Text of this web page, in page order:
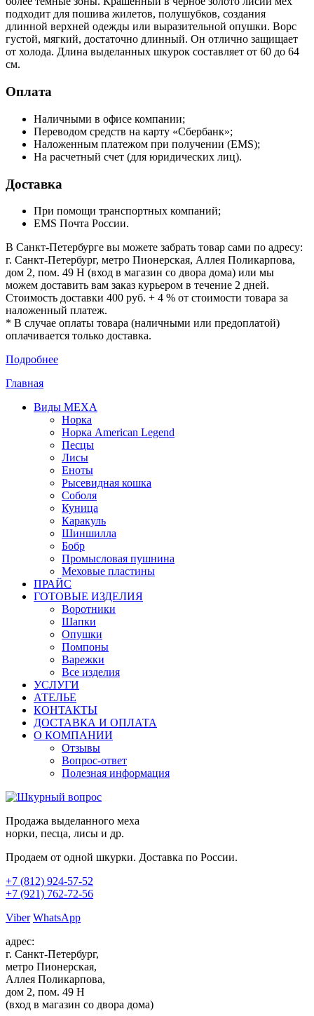
подходит для пошива жилетов, полушубков, создания
длинной верхней одежды или выразительной опушки. Ворс
густой, мягкий, достаточно длинный. Он отлично защищает
от холода. Длина выделанных шкурок составляет от 60 до 64
см.
Оплата
Наличными в офисе компании;
Переводом средств на карту «Сбербанк»;
Наложенным платежом при получении (EMS);
На расчетный счет (для юридических лиц).
Доставка
При помощи транспортных компаний;
EMS Почта России.
В Санкт-Петербурге вы можете забрать товар сами по адресу:
г. Санкт-Петербург, метро Пионерская, Аллея Поликарпова,
дом 2, пом. 49 Н (вход в магазин со двора дома) или мы
можем доставить вам заказ курьером в течение 2 дней.
Стоимость доставки 400 руб. + 4 % от стоимости товара за
наложенный платеж.
* В случае оплаты товара (наличными или предоплатой)
оплачивается только доставка.
Подробнее
Главная
Виды МЕХА
Норка
Норка American Legend
Песцы
Лисы
Еноты
Рысевидная кошка
Соболя
Куница
Каракуль
Шиншилла
Бобр
Промысловая пушнина
Меховые пластины
ПРАЙС
ГОТОВЫЕ ИЗДЕЛИЯ
Воротники
Шапки
Опушки
Помпоны
Варежки
Все изделия
УСЛУГИ
АТЕЛЬЕ
КОНТАКТЫ
ДОСТАВКА И ОПЛАТА
О КОМПАНИИ
Отзывы
Вопрос-ответ
Полезная информация
Продажа выделанного меха
норки, песца, лисы и др.
Продаем от одной шкурки. Доставка по России.
+7 (812) 924-57-52
+7 (921) 762-72-56
Viber WhatsApp
адрес:
г. Санкт-Петербург,
метро Пионерская,
Аллея Поликарпова,
дом 2, пом. 49 Н
(вход в магазин со двора дома)